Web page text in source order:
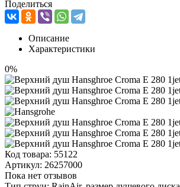
Поделиться
Описание
Характеристики
0%
Код товара: 55122
Артикул: 26257000
Пока нет отзывов